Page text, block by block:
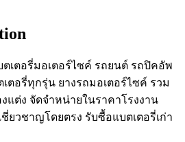
เตอรี่มอเตอร์ไซค์ รถยนต์ รถปิคอัพ
ตอรี่ทุกรุ่น ยางรถมอเตอร์ไซค์ รวม
แต่ง จัดจำหน่ายในราคาโรงงาน
ยวชาญโดยตรง รับซื้อแบตเตอรี่เก่า